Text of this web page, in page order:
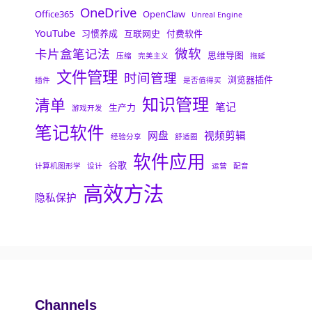
Office365 OneDrive OpenClaw Unreal Engine
YouTube 习惯养成 互联网史 付费软件
卡片盒笔记法 压缩 完美主义 微软 思维导图 拖延
插件 文件管理 时间管理 是否值得买 浏览器插件
清单 游戏开发 生产力 知识管理 笔记
笔记软件 经验分享 网盘 舒适圈 视频剪辑
计算机图形学 设计 谷歌 软件应用 运营 配音
隐私保护 高效方法
Channels